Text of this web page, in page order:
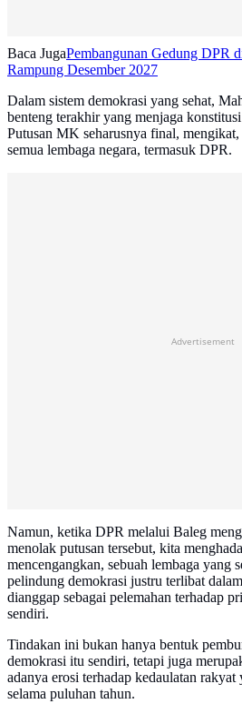
Baca JugaPembangunan Gedung DPR
Rampung Desember 2027
Dalam sistem demokrasi yang sehat,
benteng terakhir yang menjaga
Putusan MK seharusnya final,
semua lembaga negara, termasuk DPR.
Advertisement
Namun, ketika DPR melalui Baleg
menolak putusan tersebut, kita
mencengangkan, sebuah lembaga yang
pelindung demokrasi justru terlibat
dianggap sebagai pelemahan terhadap
sendiri.
Tindakan ini bukan hanya bentuk
demokrasi itu sendiri, tetapi juga
adanya erosi terhadap kedaulatan
selama puluhan tahun.